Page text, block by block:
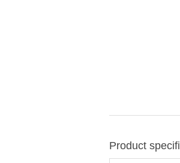
Product